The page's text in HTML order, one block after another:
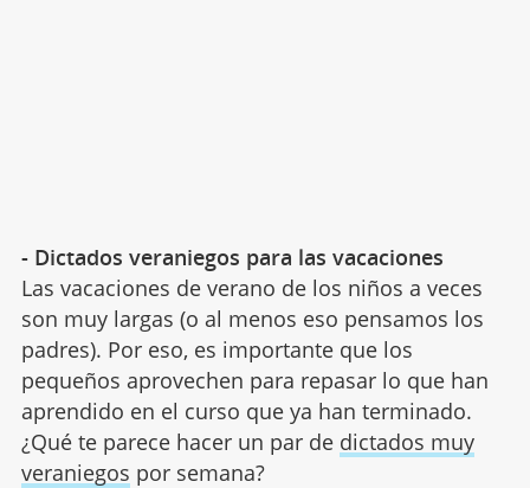
- Dictados veraniegos para las vacaciones
Las vacaciones de verano de los niños a veces
son muy largas (o al menos eso pensamos los
padres). Por eso, es importante que los
pequeños aprovechen para repasar lo que han
aprendido en el curso que ya han terminado.
¿Qué te parece hacer un par de dictados muy
veraniegos por semana?